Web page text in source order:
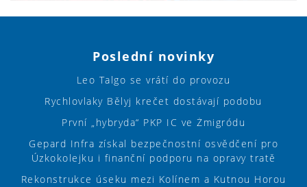
Poslední novinky
Leo Talgo se vrátí do provozu
Rychlovlaky Bělyj krečet dostávají podobu
První „hybryda“ PKP IC ve Żmigródu
Gepard Infra získal bezpečnostní osvědčení pro
Úzkokolejku i finanční podporu na opravy tratě
Rekonstrukce úseku mezi Kolínem a Kutnou Horou